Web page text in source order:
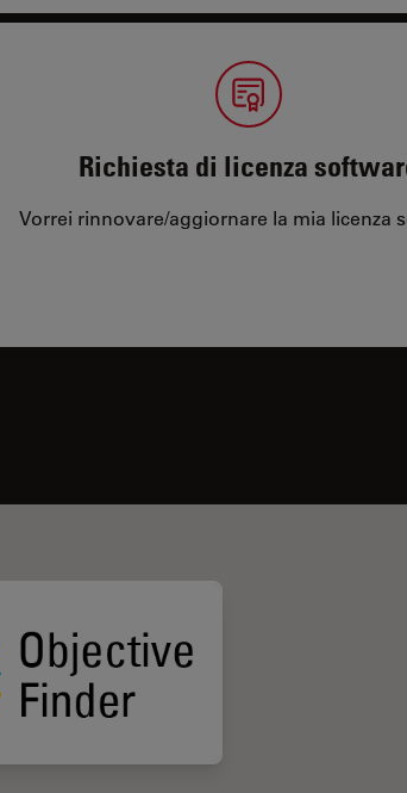
Richiesta di licenza
Vorrei rinnovare/aggiornare la mia licenza